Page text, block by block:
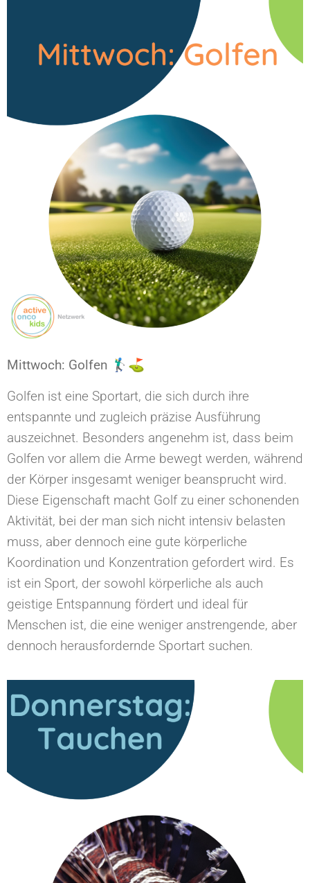
Mittwoch: Golfen 🏌️‍♂️⛳
Golfen ist eine Sportart, die sich durch ihre
entspannte und zugleich präzise Ausführung
auszeichnet. Besonders angenehm ist, dass beim
Golfen vor allem die Arme bewegt werden, während
der Körper insgesamt weniger beansprucht wird.
Diese Eigenschaft macht Golf zu einer schonenden
Aktivität, bei der man sich nicht intensiv belasten
muss, aber dennoch eine gute körperliche
Koordination und Konzentration gefordert wird. Es
ist ein Sport, der sowohl körperliche als auch
geistige Entspannung fördert und ideal für
Menschen ist, die eine weniger anstrengende, aber
dennoch herausfordernde Sportart suchen.